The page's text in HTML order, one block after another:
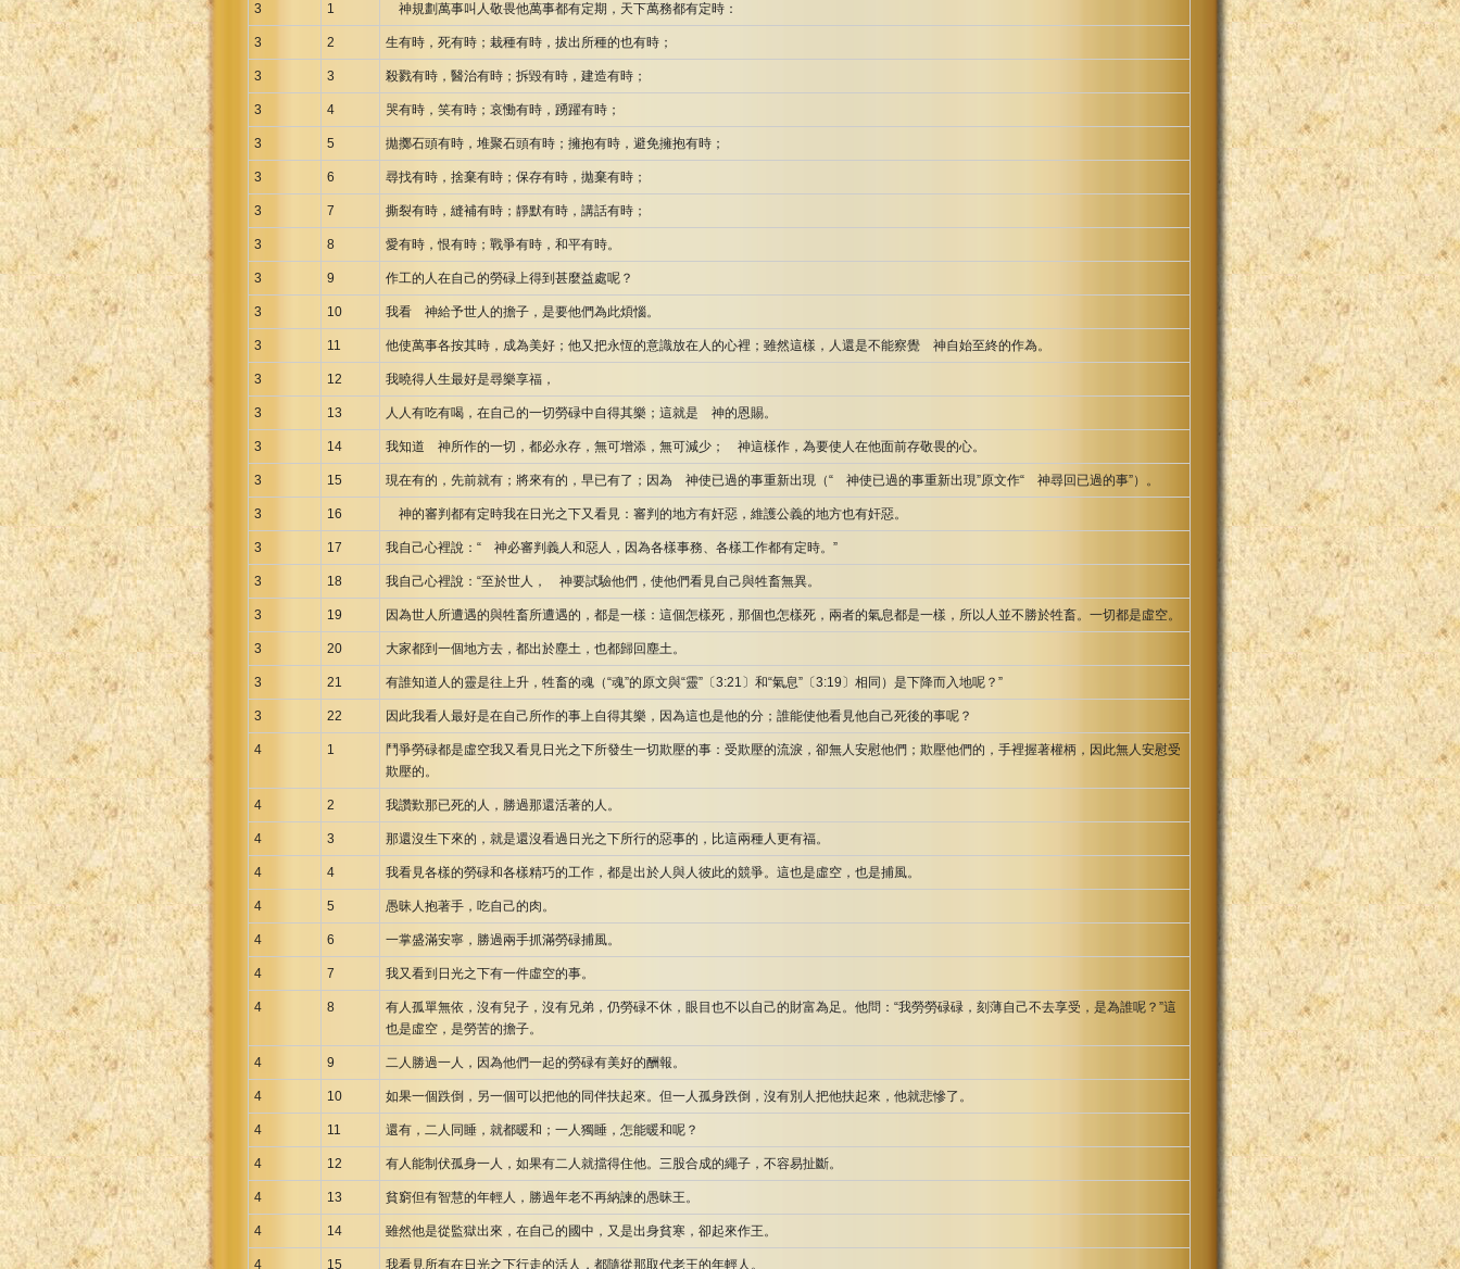
3 1 神規劃萬事叫人敬畏他萬事都有定期，天下萬務都有定時：
3 2 生有時，死有時；栽種有時，拔出所種的也有時；
3 3 殺戮有時，醫治有時；拆毀有時，建造有時；
3 4 哭有時，笑有時；哀慟有時，踴躍有時；
3 5 拋擲石頭有時，堆聚石頭有時；擁抱有時，避免擁抱有時；
3 6 尋找有時，捨棄有時；保存有時，拋棄有時；
3 7 撕裂有時，縫補有時；靜默有時，講話有時；
3 8 愛有時，恨有時；戰爭有時，和平有時。
3 9 作工的人在自己的勞碌上得到甚麼益處呢？
3 10 我看 神給予世人的擔子，是要他們為此煩惱。
3 11 他使萬事各按其時，成為美好；他又把永恆的意識放在人的心裡；雖然這樣，人還是不能察覺 神自始至終的作為。
3 12 我曉得人生最好是尋樂享福，
3 13 人人有吃有喝，在自己的一切勞碌中自得其樂；這就是 神的恩賜。
3 14 我知道 神所作的一切，都必永存，無可增添，無可減少； 神這樣作，為要使人在他面前存敬畏的心。
3 15 現在有的，先前就有；將來有的，早已有了；因為 神使已過的事重新出現（“ 神使已過的事重新出現”原文作“ 神尋回已過的事”）。
3 16 神的審判都有定時我在日光之下又看見：審判的地方有奸惡，維護公義的地方也有奸惡。
3 17 我自己心裡說：“ 神必審判義人和惡人，因為各樣事務、各樣工作都有定時。”
3 18 我自己心裡說：“至於世人， 神要試驗他們，使他們看見自己與牲畜無異。
3 19 因為世人所遭遇的與牲畜所遭遇的，都是一樣：這個怎樣死，那個也怎樣死，兩者的氣息都是一樣，所以人並不勝於牲畜。一切都是虛空。
3 20 大家都到一個地方去，都出於塵土，也都歸回塵土。
3 21 有誰知道人的靈是往上升，牲畜的魂（“魂”的原文與“靈”〔3:21〕和“氣息”〔3:19〕相同）是下降而入地呢？”
3 22 因此我看人最好是在自己所作的事上自得其樂，因為這也是他的分；誰能使他看見他自己死後的事呢？
4 1
鬥爭勞碌都是虛空我又看見日光之下所發生一切欺壓的事：受欺壓的流淚，卻無人安慰他們；欺壓他們的，手裡握著權柄，因此無人安慰受
欺壓的。
4 2 我讚歎那已死的人，勝過那還活著的人。
4 3 那還沒生下來的，就是還沒看過日光之下所行的惡事的，比這兩種人更有福。
4 4 我看見各樣的勞碌和各樣精巧的工作，都是出於人與人彼此的競爭。這也是虛空，也是捕風。
4 5 愚昧人抱著手，吃自己的肉。
4 6 一掌盛滿安寧，勝過兩手抓滿勞碌捕風。
4 7 我又看到日光之下有一件虛空的事。
4 8
有人孤單無依，沒有兒子，沒有兄弟，仍勞碌不休，眼目也不以自己的財富為足。他問：“我勞勞碌碌，刻薄自己不去享受，是為誰呢？”這
也是虛空，是勞苦的擔子。
4 9 二人勝過一人，因為他們一起的勞碌有美好的酬報。
4 10 如果一個跌倒，另一個可以把他的同伴扶起來。但一人孤身跌倒，沒有別人把他扶起來，他就悲慘了。
4 11 還有，二人同睡，就都暖和；一人獨睡，怎能暖和呢？
4 12 有人能制伏孤身一人，如果有二人就擋得住他。三股合成的繩子，不容易扯斷。
4 13 貧窮但有智慧的年輕人，勝過年老不再納諫的愚昧王。
4 14 雖然他是從監獄出來，在自己的國中，又是出身貧寒，卻起來作王。
4 15 我看見所有在日光之下行走的活人，都隨從那取代老王的年輕人。